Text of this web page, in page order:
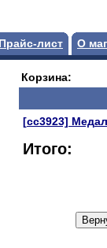
Прайс-лист О
Корзина:
[сс3923]
Итого: